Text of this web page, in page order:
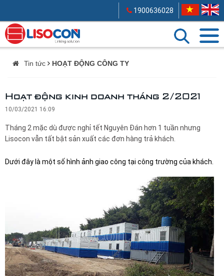
1900636028
Tin tức HOẠT ĐỘNG CÔNG TY
Hoạt động kinh doanh tháng 2/2021
10/03/2021 16:09
Tháng 2 mặc dù được nghỉ tết Nguyên Đán hơn 1 tuần nhưng
Lisocon vẫn tất bật sản xuất các đơn hàng trả khách.
Dưới đây là một số hình ảnh giao công tại công trường của khách.